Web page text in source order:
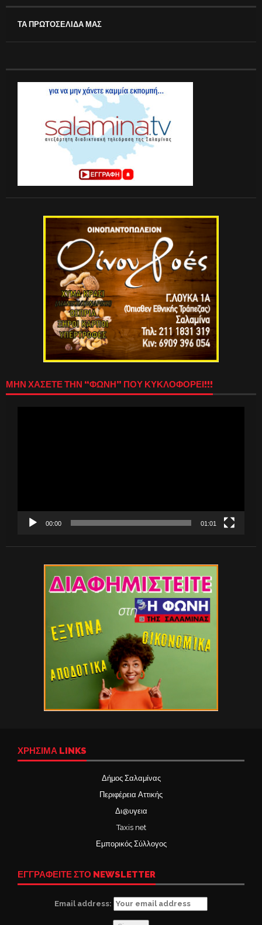
ΤΑ ΠΡΩΤΟΣΕΛΙΔΑ ΜΑΣ
ΜΗΝ ΧΑΣΕΤΕ ΤΗΝ “ΦΩΝΗ” ΠΟΥ ΚΥΚΛΟΦΟΡΕΙ!!!
00:00 01:01
ΧΡΉΣΙΜΑ LINKS
Δήμος Σαλαμίνας
Περιφέρεια Αττικής
Δι@υγεια
Taxis net
Εμπορικός Σύλλογος
ΕΓΓΡΑΦΕΙΤΕ ΣΤΟ NEWSLETTER
Email address: